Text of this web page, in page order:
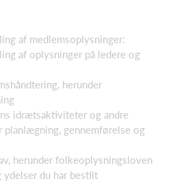
af medlemsoplysninger:
af oplysninger på ledere og
herunder
idrætsaktiviteter og andre
planlægning, gennemførelse og
herunder folkeoplysningsloven
ydelser du har bestilt